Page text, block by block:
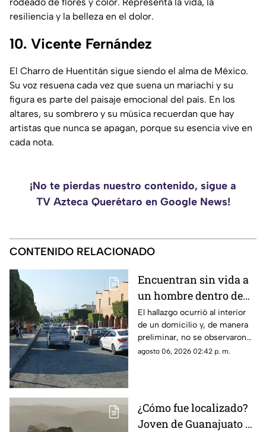
resiliencia y la belleza en el dolor.
10. Vicente Fernández
El Charro de Huentitán sigue siendo el alma de México.
Su voz resuena cada vez que suena un mariachi y su
figura es parte del paisaje emocional del país. En los
altares, su sombrero y su música recuerdan que hay
artistas que nunca se apagan, porque su esencia vive en
cada nota.
¡No te pierdas nuestro contenido, sigue a
TV Azteca Querétaro en Google News!
CONTENIDO RELACIONADO
Encuentran sin vida a
un hombre dentro de
una casa en esta zona
de Querétaro
El hallazgo ocurrió al interior
de un domicilio y, de manera
preliminar, no se observaron
huellas de violencia en el
agosto 06, 2026 02:42 p. m.
¿Cómo fue localizado?
Joven de Guanajuato es